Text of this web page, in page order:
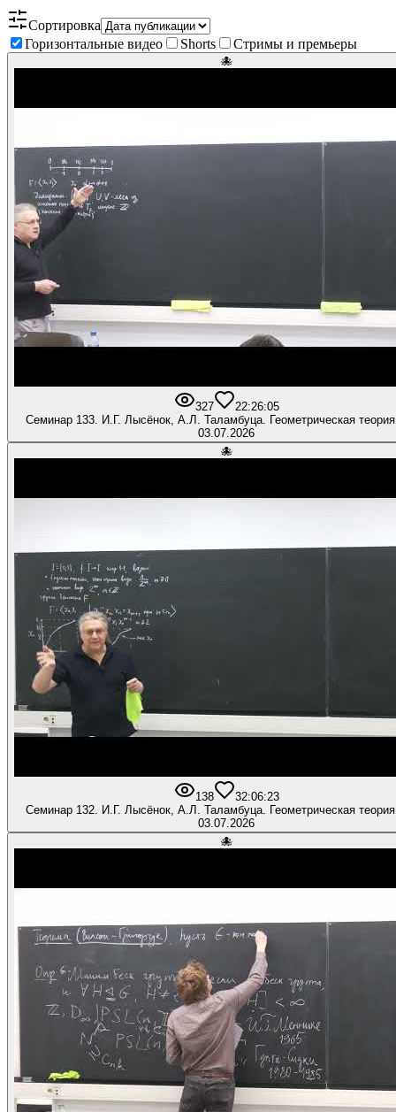
Сортировка
Горизонтальные видео
Shorts Стримы и премьеры
🐙
327 22:26:05
Семинар 133. И.Г. Лысёнок, А.Л. Таламбуца. Геометрическая теория
03.07.2026
🐙
138 32:06:23
Семинар 132. И.Г. Лысёнок, А.Л. Таламбуца. Геометрическая теория
03.07.2026
🐙